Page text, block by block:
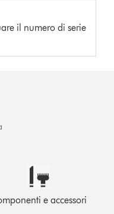
il numero di serie
e accessori